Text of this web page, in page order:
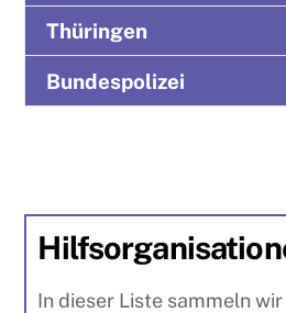
Thüringen
Bundespolizei
In dieser Liste sammeln